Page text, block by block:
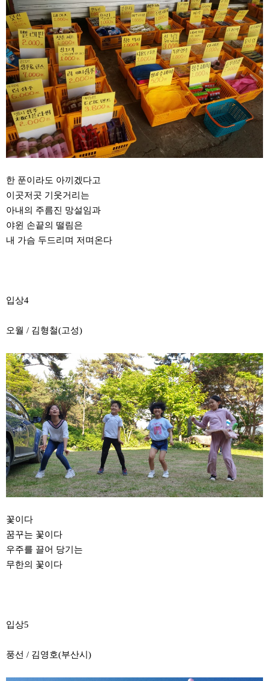
한 푼이라도 아끼겠다고
이곳저곳 기웃거리는
아내의 주름진 망설임과
야윈 손끝의 떨림은
내 가슴 두드리며 저며온다
입상4
오월 / 김형철(고성)
꽃이다
꿈꾸는 꽃이다
우주를 끌어 당기는
무한의 꽃이다
입상5
풍선 / 김영호(부산시)